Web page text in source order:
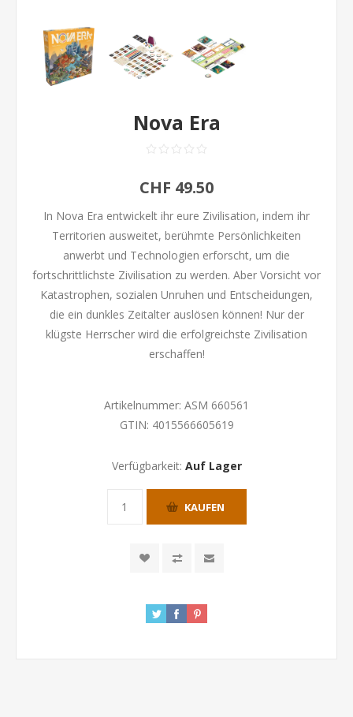
Nova Era
CHF 49.50
In Nova Era entwickelt ihr eure Zivilisation, indem ihr
Territorien ausweitet, berühmte Persönlichkeiten
anwerbt und Technologien erforscht, um die
fortschrittlichste Zivilisation zu werden. Aber Vorsicht vor
Katastrophen, sozialen Unruhen und Entscheidungen,
die ein dunkles Zeitalter auslösen können! Nur der
klügste Herrscher wird die erfolgreichste Zivilisation
erschaffen!
Artikelnummer: ASM 660561
GTIN: 4015566605619
Verfügbarkeit: Auf Lager
KAUFEN